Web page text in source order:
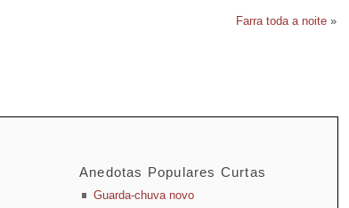
Farra toda a noite »
Anedotas Populares Curtas
Guarda-chuva novo